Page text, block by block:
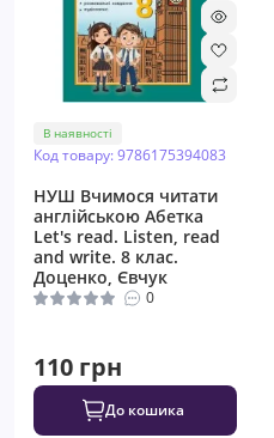
В наявності
Код товару: 9786175394083
НУШ Вчимося читати
англійською Абетка
Let's read. Listen, read
and write. 8 клас.
Доценко, Євчук
0
110 грн
До кошика